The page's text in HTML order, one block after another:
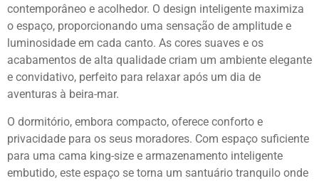
contemporâneo e acolhedor. O design inteligente maximiza
o espaço, proporcionando uma sensação de amplitude e
luminosidade em cada canto. As cores suaves e os
acabamentos de alta qualidade criam um ambiente elegante
e convidativo, perfeito para relaxar após um dia de
aventuras à beira-mar.
O dormitório, embora compacto, oferece conforto e
privacidade para os seus moradores. Com espaço suficiente
para uma cama king-size e armazenamento inteligente
embutido, este espaço se torna um santuário tranquilo onde